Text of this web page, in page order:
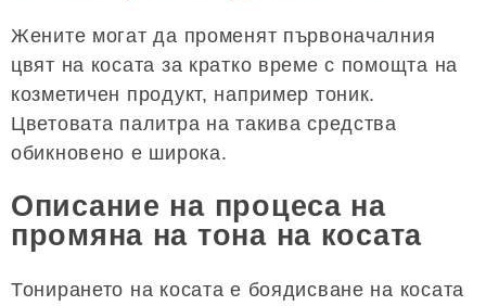
Жените могат да променят първоначалния
цвят на косата за кратко време с помощта на
козметичен продукт, например тоник.
Цветовата палитра на такива средства
обикновено е широка.
Описание на процеса на
промяна на тона на косата
Тонирането на косата е боядисване на косата